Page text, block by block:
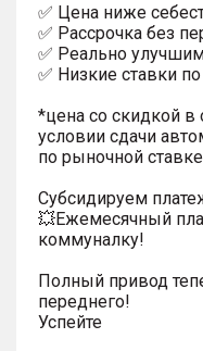
✅ Цена ниже
✅ Рассрочка без
✅ Реально
✅ Низкие ставки
*цена со скидкой в
условии сдачи
по рыночной
Субсидируем
💥Ежемесячный
коммуналку!
Полный привод
переднего!
Успейте